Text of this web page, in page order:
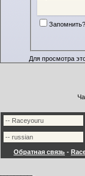
Запомнить?
Для просмотра
Обратная связь -